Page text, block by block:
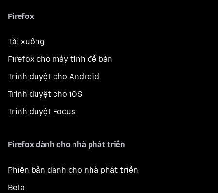
Firefox
Tải xuống
Firefox cho máy tính để bàn
Trình duyệt cho Android
Trình duyệt cho iOS
Trình duyệt Focus
Firefox dành cho nhà phát triển
Phiên bản dành cho nhà phát triển
Beta